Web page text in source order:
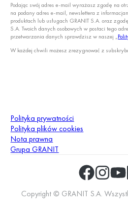
Podając swój adres e-mail wyrażasz zgodę na
na podany adres e-mail, newslettera z
produktach lub usługach GRANIT S.A. oraz
S.A. Twoich danych osobowych w postaci tego
przetwarzania danych sprawdzisz w naszej „
W każdej chwili możesz zrezygnować z
Polityka prywatności
Polityka plików cookies
Nota prawna
Grupa GRANIT
Copyright © GRANIT S.A.